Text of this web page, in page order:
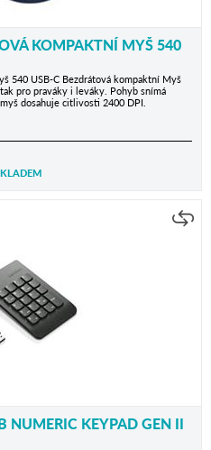
KOMPAKTNÍ MYŠ 540
540 USB-C Bezdrátová kompaktní Myš
pro praváky i leváky. Pohyb snímá
dosahuje citlivosti 2400 DPI.
NUMERIC KEYPAD GEN II